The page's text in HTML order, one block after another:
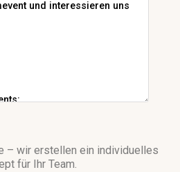
– wir erstellen ein individuelles
für Ihr Team.